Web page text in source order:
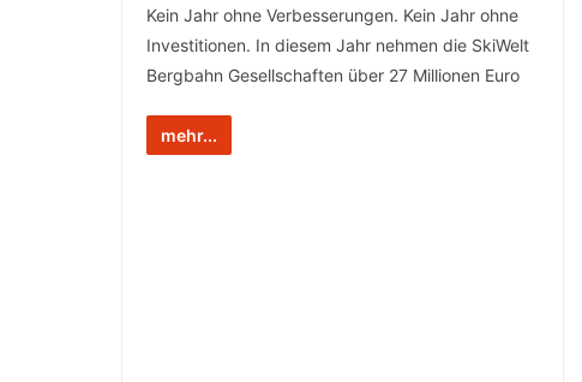
Kein Jahr ohne Verbesserungen. Kein Jahr ohne
Investitionen. In diesem Jahr nehmen die SkiWelt
Bergbahn Gesellschaften über 27 Millionen Euro
mehr...